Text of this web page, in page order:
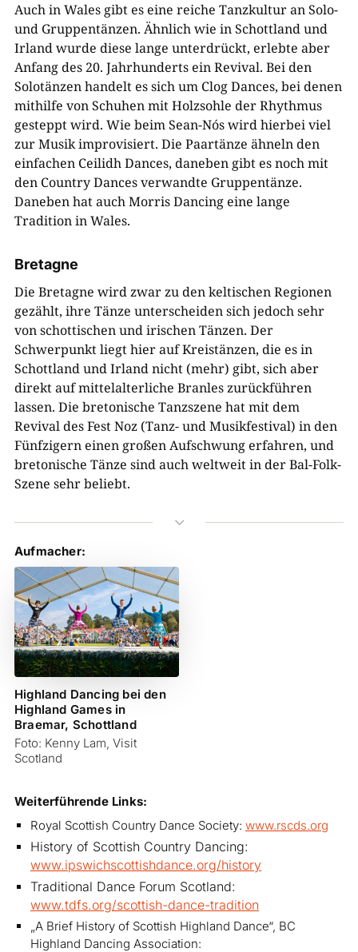
Auch in Wales gibt es eine reiche Tanzkultur an Solo-
und Gruppentänzen. Ähnlich wie in Schottland und
Irland wurde diese lange unterdrückt, erlebte aber
Anfang des 20. Jahrhunderts ein Revival. Bei den
Solotänzen handelt es sich um Clog Dances, bei denen
mithilfe von Schuhen mit Holzsohle der Rhythmus
gesteppt wird. Wie beim Sean-Nós wird hierbei viel
zur Musik improvisiert. Die Paartänze ähneln den
einfachen Ceilidh Dances, daneben gibt es noch mit
den Country Dances verwandte Gruppentänze.
Daneben hat auch Morris Dancing eine lange
Traditionin Wales.
Bretagne
Die Bretagne wird zwar zu den keltischen Regionen
gezählt, ihre Tänze unterscheiden sich jedoch sehr
von schottischen und irischen Tänzen. Der
Schwerpunkt liegt hier auf Kreistänzen, die es in
Schottland und Irland nicht (mehr) gibt, sich aber
direkt auf mittelalterliche Branles zurückführen
lassen. Die bretonische Tanzszene hat mit dem
Revival des Fest Noz (Tanz- und Musikfestival) in den
Fünfzigern einen großen Aufschwung erfahren, und
bretonische Tänze sind auch weltweit in der Bal-Folk-
Szene sehrbeliebt.
3
Aufmacher:
Highland Dancing bei den
Highland Games in
Braemar, Schottland
Foto: Kenny Lam, Visit
Scotland
Weiterführende Links:
Royal Scottish Country Dance Society: www.rscds.org
History of Scottish Country Dancing:
www.ipswichscottishdance.org/history
Traditional Dance Forum Scotland:
www.tdfs.org/scottish-dance-tradition
„A Brief History of Scottish Highland Dance“, BC
Highland Dancing Association: